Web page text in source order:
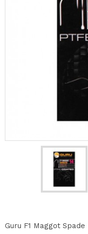
Guru F1 Maggot